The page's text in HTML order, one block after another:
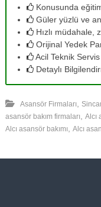
Konusunda
Güler yüzlü ve
Hızlı müdahale,
Orijinal Yedek
Acil Teknik
Detaylı
Asansör Firmaları
asansör bakım firmaları
Alcı
Alcı asansör bakımı Alcı